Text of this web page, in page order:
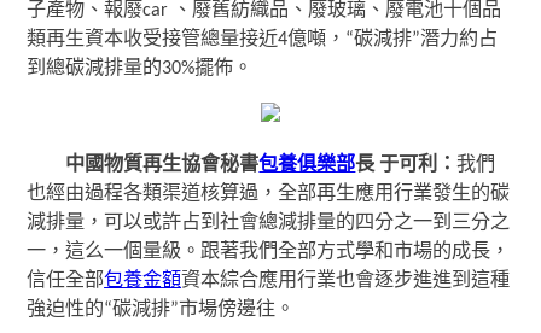
子產物、報廢car 、廢舊紡織品、廢玻璃、廢電池十個品
類再生資本收受接管總量接近4億噸，“碳減排”潛力約占
到總碳減排量的30%擺佈。
中國物質再生協會秘書包養俱樂部長 于可利：我們
也經由過程各類渠道核算過，全部再生應用行業發生的碳
減排量，可以或許占到社會總減排量的四分之一到三分之
一，這么一個量級。跟著我們全部方式學和市場的成長，
信任全部包養金額資本綜合應用行業也會逐步進進到這種
強迫性的“碳減排”市場傍邊往。